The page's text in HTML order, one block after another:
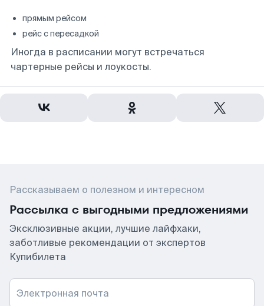
прямым рейсом
рейс с пересадкой
Иногда в расписании могут встречаться
чартерные рейсы и лоукосты.
Рассказываем о полезном и интересном
Рассылка с выгодными предложениями
Эксклюзивные акции, лучшие лайфхаки,
заботливые рекомендации от экспертов
Купибилета
Электронная почта